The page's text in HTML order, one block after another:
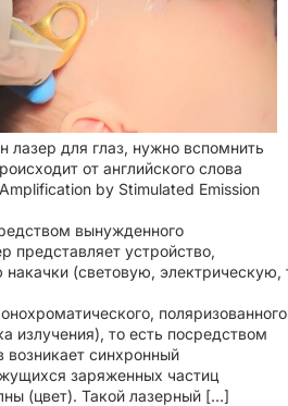
лазер для глаз, нужно вспомнить
от английского слова
by Stimulated Emission
вынужденного
представляет устройство,
(световую,
излучения), то есть посредством
синхронный
заряженных частиц
(цвет). Такой лазерный […]